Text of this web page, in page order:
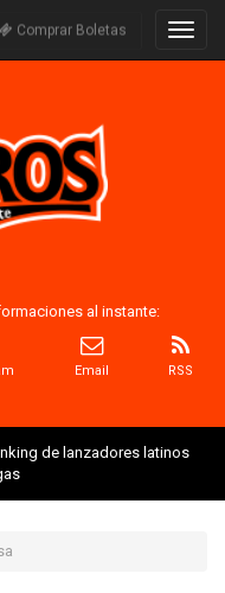
Comprar Boletas
al instante:
Email RSS
de lanzadores latinos